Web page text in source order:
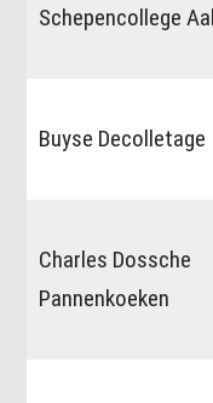
Schepencollege
Buyse Decolletage
Charles Dossche
Pannenkoeken